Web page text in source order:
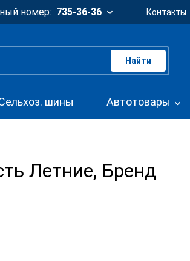
номер: 735-36-36 Контакты
Найти
шины Автотовары
Летние, Бренд